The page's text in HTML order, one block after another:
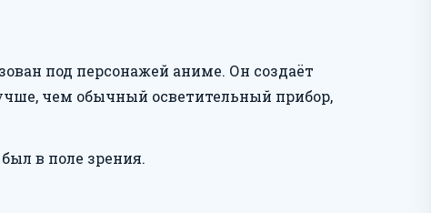
под персонажей аниме. Он создаёт
чем обычный осветительный прибор,
в поле зрения.